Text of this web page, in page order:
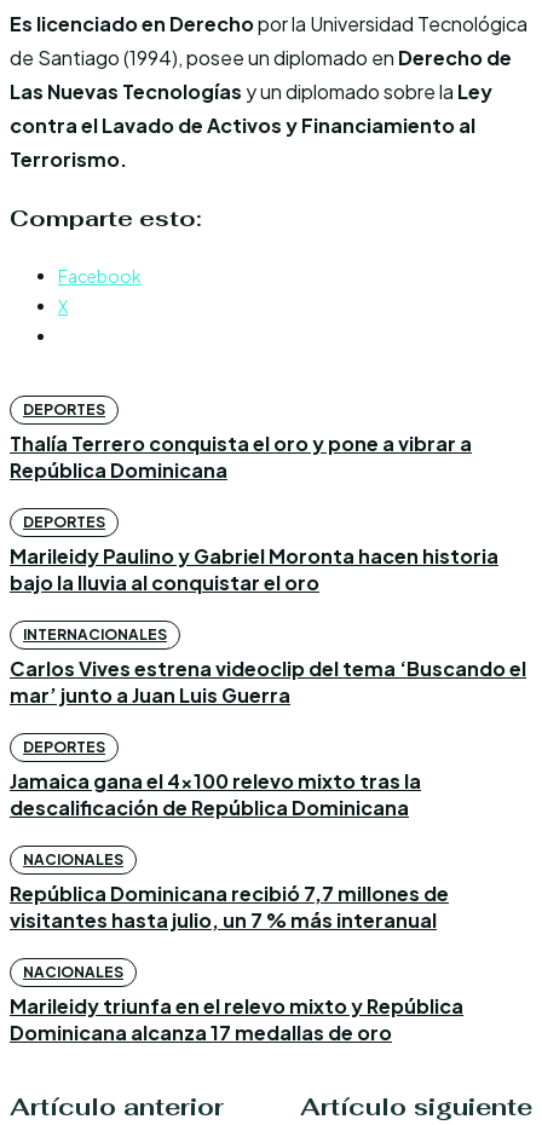
Es licenciado en Derechopor la Universidad Tecnológica
de Santiago (1994), posee un diplomado en Derecho de
Las Nuevas Tecnologías y un diplomado sobre la Ley
contra el Lavado de Activos y Financiamiento al
Terrorismo.
Comparte esto:
Facebook
X
DEPORTES
Thalía Terrero conquista el oro y pone a vibrar a
República Dominicana
DEPORTES
Marileidy Paulino y Gabriel Moronta hacen historia
bajo la lluvia al conquistar el oro
INTERNACIONALES
Carlos Vives estrena videoclip del tema ‘Buscando el
mar’ junto a Juan Luis Guerra
DEPORTES
Jamaica gana el 4×100 relevo mixto tras la
descalificación de República Dominicana
NACIONALES
República Dominicana recibió 7,7 millones de
visitantes hasta julio, un 7 % más interanual
NACIONALES
Marileidy triunfa en el relevo mixto y República
Dominicana alcanza 17 medallas de oro
Artículo anterior Artículo siguiente